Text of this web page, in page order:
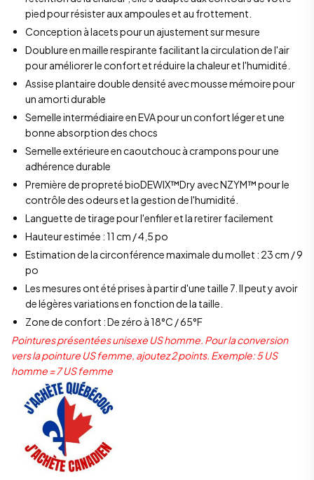
pied pour résister aux ampoules et au frottement.
Conception à lacets pour un ajustement sur mesure
Doublure en maille respirante facilitant la circulation de l'air
pour améliorer le confort et réduire la chaleur et l'humidité.
Assise plantaire double densité avec mousse mémoire pour
un amorti durable
Semelle intermédiaire en EVA pour un confort léger et une
bonne absorption des chocs
Semelle extérieure en caoutchouc à crampons pour une
adhérence durable
Première de propreté bioDEWIX™Dry avec NZYM™ pour le
contrôle des odeurs et la gestion de l'humidité.
Languette de tirage pour l'enfiler et la retirer facilement
Hauteur estimée : 11 cm / 4,5 po
Estimation de la circonférence maximale du mollet : 23 cm / 9
po
Les mesures ont été prises à partir d'une taille 7. Il peut y avoir
de légères variations en fonction de la taille.
Zone de confort : De zéro à 18°C / 65°F
Pointures présentées unisexe US homme. Pour la conversion
vers la pointure US femme, ajoutez 2 points. Exemple: 5 US
homme = 7 US femme